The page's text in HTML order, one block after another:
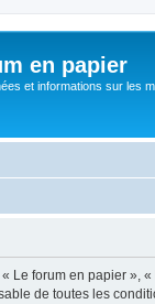
en papier
et informations sur les
forum en papier »,
de toutes les